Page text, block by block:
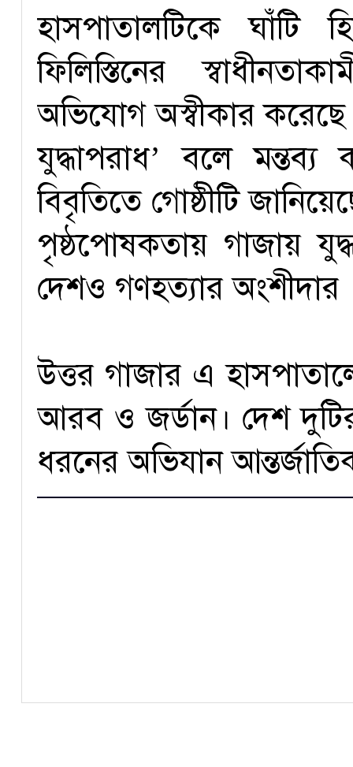
হাসপাতালটিকে ঘাঁটি
ফিলিস্তিনের
অভিযোগ অস্বীকার করেছে
যুদ্ধাপরাধ’ বলে মন্তব্য
বিবৃতিতে গোষ্ঠীটি
পৃষ্ঠপোষকতায় গাজায়
দেশও গণহত্যার অংশীদার
উত্তর গাজার এ
আরব ও জর্ডান। দেশ দুটির
ধরনের অভিযান